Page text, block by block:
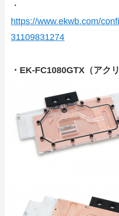
・
https://www.ekwb.com/
31109831274
・ EK-FC1080GTX（アク